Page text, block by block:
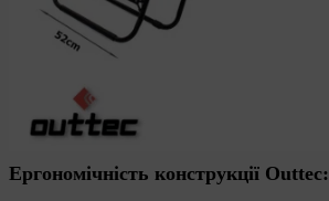
Ергономічність конструкції Outtec: